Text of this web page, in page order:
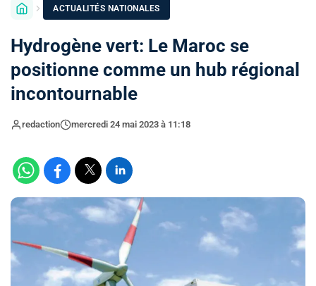
ACTUALITÉS NATIONALES
Hydrogène vert: Le Maroc se
positionne comme un hub régional
incontournable
redaction mercredi 24 mai 2023 à 11:18